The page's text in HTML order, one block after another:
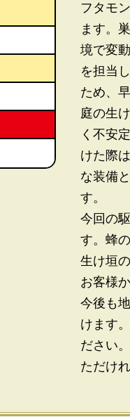
フタモ
ます。
境で変
を担当
ため、
庭の生
く不安
けた際
な装備
す。
今回の
す。蜂
生け垣
お客様
今後も
けます
ださい
ただけ